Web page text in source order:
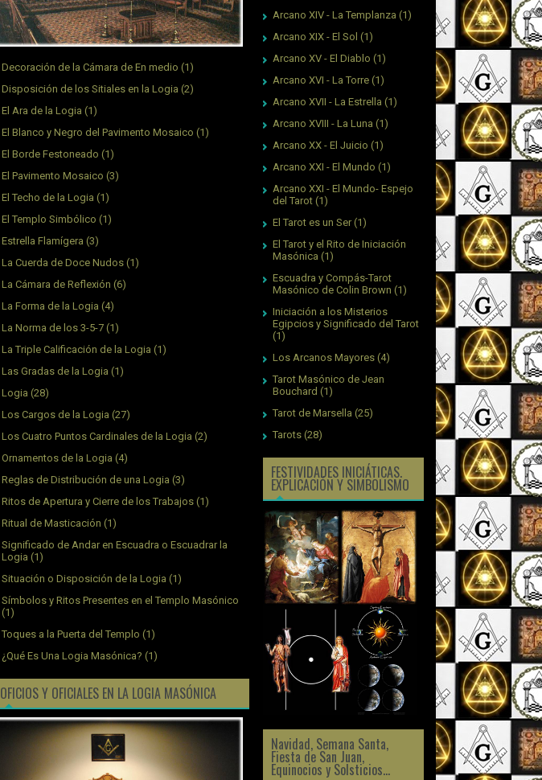
Decoración de la Cámara de En medio (1)
Disposición de los Sitiales en la Logia (2)
El Ara de la Logia (1)
El Blanco y Negro del Pavimento Mosaico (1)
El Borde Festoneado (1)
El Pavimento Mosaico (3)
El Techo de la Logia (1)
El Templo Simbólico (1)
Estrella Flamígera (3)
La Cuerda de Doce Nudos (1)
La Cámara de Reflexión (6)
La Forma de la Logia (4)
La Norma de los 3-5-7 (1)
La Triple Calificación de la Logia (1)
Las Gradas de la Logia (1)
Logia (28)
Los Cargos de la Logia (27)
Los Cuatro Puntos Cardinales de la Logia (2)
Ornamentos de la Logia (4)
Reglas de Distribución de una Logia (3)
Ritos de Apertura y Cierre de los Trabajos (1)
Ritual de Masticación (1)
Significado de Andar en Escuadra o Escuadrar la
Logia (1)
Situación o Disposición de la Logia (1)
Símbolos y Ritos Presentes en el Templo Masónico
(1)
Toques a la Puerta del Templo (1)
¿Qué Es Una Logia Masónica? (1)
OFICIOS Y OFICIALES EN LA LOGIA MASÓNICA
Arcano XIV - La Templanza (1)
Arcano XIX - El Sol (1)
Arcano XV - El Diablo (1)
Arcano XVI - La Torre (1)
Arcano XVII - La Estrella (1)
Arcano XVIII - La Luna (1)
Arcano XX - El Juicio (1)
Arcano XXI - El Mundo (1)
Arcano XXI - El Mundo- Espejo
del Tarot (1)
El Tarot es un Ser (1)
El Tarot y el Rito de Iniciación
Masónica (1)
Escuadra y Compás-Tarot
Masónico de Colin Brown (1)
Iniciación a los Misterios
Egipcios y Significado del Tarot
(1)
Los Arcanos Mayores (4)
Tarot Masónico de Jean
Bouchard (1)
Tarot de Marsella (25)
Tarots (28)
FESTIVIDADES INICIÁTICAS.
EXPLICACIÓN Y SIMBOLISMO
Navidad, Semana Santa,
Fiesta de San Juan,
Equinocios y Solsticios...